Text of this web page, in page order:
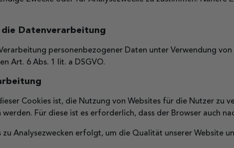
Datenverarbeitung
personenbezogener Daten unter Verwendung
Art. 6 Abs. 1 lit. a DSGVO.
Cookies ist, die Nutzung von Websites für die Nutzer zu
Für diese ist es erforderlich, dass der Browser auch
zu Analysezwecken erfolgt, um die Qualität unserer Website